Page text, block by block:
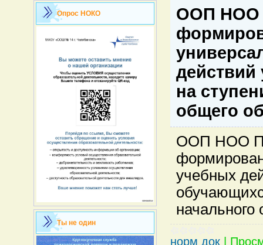
Опрос НОКО
Ты не один
ООП НОО
на
общего
ООП НОО
учебных
начального
норм док|